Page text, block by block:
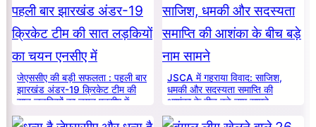
जेएससीए की बड़ी सफलता : पहली बार
झारखंड अंडर-19 क्रिकेट टीम की
सात लड़कियों का चयन एनसीए में
JSCA में गहराया विवाद: साजिश,
धमकी और सदस्यता समाप्ति की
आशंका के बीच बड़े नाम सामने